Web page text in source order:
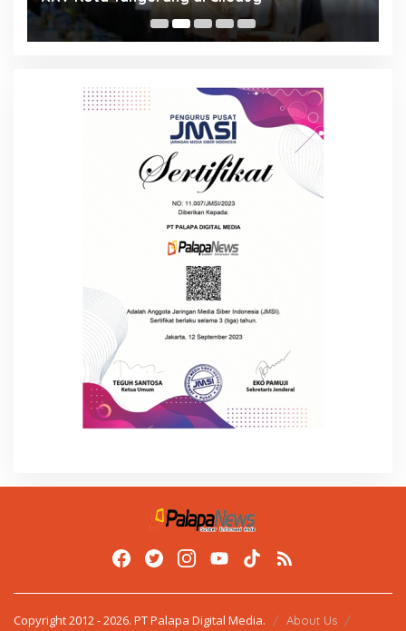
Copyright 2012 - 2026. PT Palapa Digital Media.
About Us